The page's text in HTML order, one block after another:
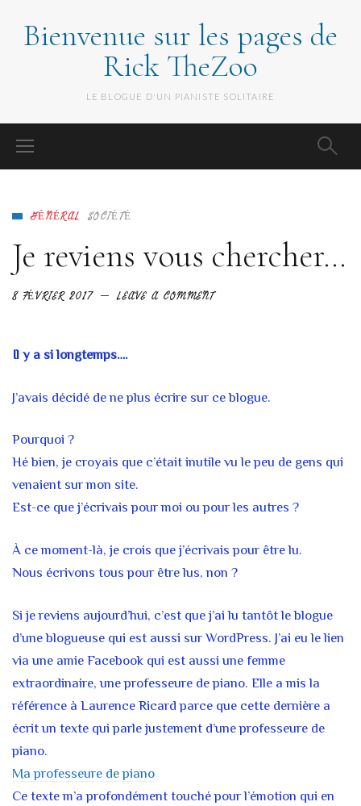
Bienvenue sur les pages de
Rick TheZoo
LE BLOGUE D'UN PIANISTE SOLITAIRE
GÉNÉRAL SOCIÉTÉ
Je reviens vous chercher…
8 FÉVRIER 2017 LEAVE A COMMENT
Il y a si longtemps….
J’avais décidé de ne plus écrire sur ce blogue.
Pourquoi ?
Hé bien, je croyais que c’était inutile vu le peu de gens qui
venaient sur mon site.
Est-ce que j’écrivais pour moi ou pour les autres ?
À ce moment-là, je crois que j’écrivais pour être lu.
Nous écrivons tous pour être lus, non ?
Si je reviens aujourd’hui, c’est que j’ai lu tantôt le blogue
d’une blogueuse qui est aussi sur WordPress. J’ai eu le lien
via une amie Facebook qui est aussi une femme
extraordinaire, une professeure de piano. Elle a mis la
référence à Laurence Ricard parce que cette dernière a
écrit un texte qui parle justement d’une professeure de
piano.
Ma professeure de piano
Ce texte m’a profondément touché pour l’émotion qui en